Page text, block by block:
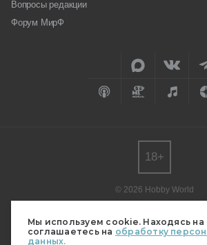
Мы используем cookie. Находясь на
соглашаетесь на обработку
данных.
Вопросы редакции
Форум МирФ
© 2026 Hobby World
редакции.
Мнение авторов может не совпадать с
18+